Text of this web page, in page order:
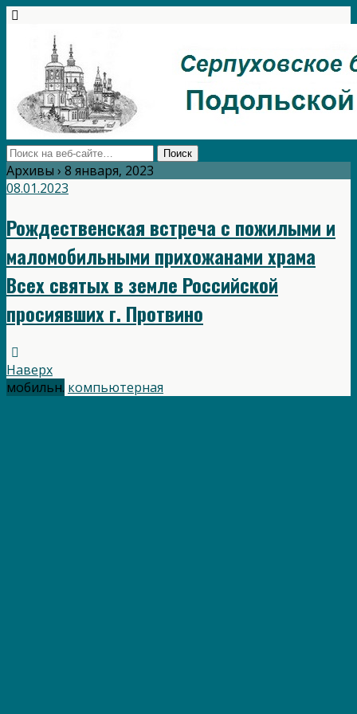
Архивы › 8 января, 2023
08.01.2023
Рождественская встреча с пожилыми и
маломобильными прихожанами храма
Всех святых в земле Российской
просиявших г. Протвино
Наверх
мобильн. компьютерная